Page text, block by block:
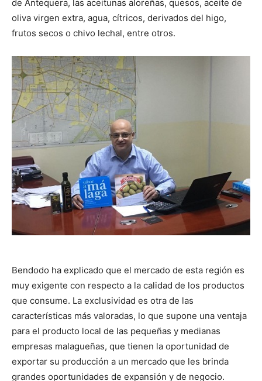
de Antequera, las aceitunas aloreñas, quesos, aceite de
oliva virgen extra, agua, cítricos, derivados del higo,
frutos secos o chivo lechal, entre otros.
Bendodo ha explicado que el mercado de esta región es
muy exigente con respecto a la calidad de los productos
que consume. La exclusividad es otra de las
características más valoradas, lo que supone una ventaja
para el producto local de las pequeñas y medianas
empresas malagueñas, que tienen la oportunidad de
exportar su producción a un mercado que les brinda
grandes oportunidades de expansión y de negocio.